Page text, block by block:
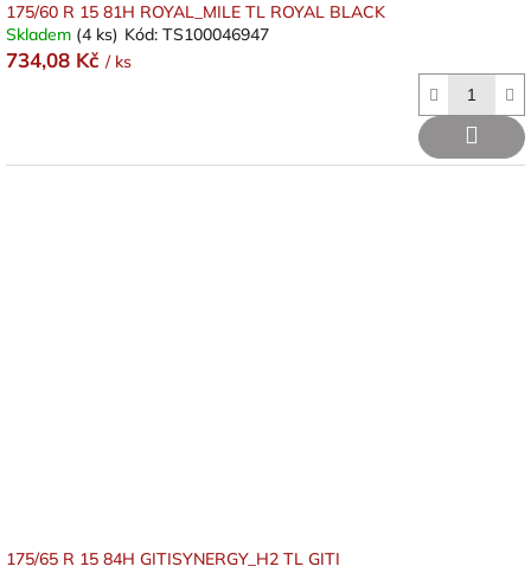
175/60 R 15 81H ROYAL_MILE TL ROYAL BLACK
Skladem (4 ks) Kód: TS100046947
734,08 Kč / ks
175/65 R 15 84H GITISYNERGY_H2 TL GITI